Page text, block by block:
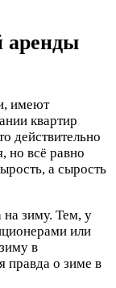
аренды
имеют
квартир
действительно
но всё равно
а сырость
на зиму. Тем, у
или
в
правда о зиме в